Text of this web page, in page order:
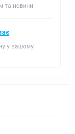
та новини
у вашому